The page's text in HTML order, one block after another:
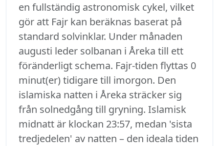
en fullständig astronomisk cykel, vilket
gör att Fajr kan beräknas baserat på
standard solvinklar. Under månaden
augusti leder solbanan i Åreka till ett
föränderligt schema. Fajr-tiden flyttas 0
minut(er) tidigare till imorgon. Den
islamiska natten i Åreka sträcker sig
från solnedgång till gryning. Islamisk
midnatt är klockan 23:57, medan 'sista
tredjedelen' av natten – den ideala tiden